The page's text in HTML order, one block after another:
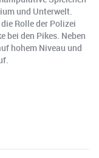
und Unterwelt.
Rolle der Polizei
bei den Pikes. Neben
hohem Niveau und